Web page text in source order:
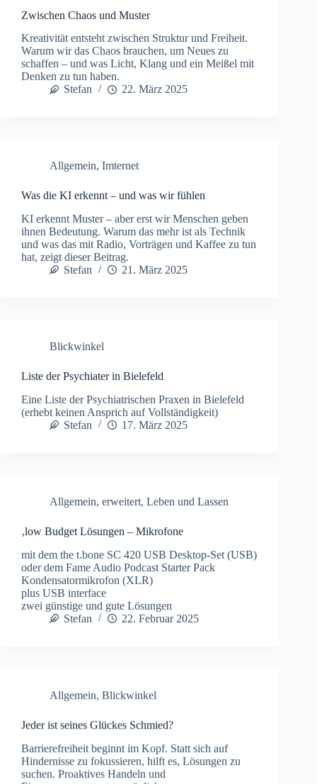
Zwischen Chaos und Muster
Kreativität entsteht zwischen Struktur und Freiheit.
Warum wir das Chaos brauchen, um Neues zu
schaffen – und was Licht, Klang und ein Meißel mit
Denken zu tun haben.
Stefan
22. März 2025
Allgemein, Imternet
Was die KI erkennt – und was wir fühlen
KI erkennt Muster – aber erst wir Menschen geben
ihnen Bedeutung. Warum das mehr ist als Technik
und was das mit Radio, Vorträgen und Kaffee zu tun
hat, zeigt dieser Beitrag.
Stefan
21. März 2025
Blickwinkel
Liste der Psychiater in Bielefeld
Eine Liste der Psychiatrischen Praxen in Bielefeld
(erhebt keinen Ansprich auf Vollständigkeit)
Stefan
17. März 2025
Allgemein, erweitert, Leben und Lassen
‚low Budget Lösungen – Mikrofone
mit dem the t.bone SC 420 USB Desktop-Set (USB)
oder dem Fame Audio Podcast Starter Pack
Kondensatormikrofon (XLR)
plus USB interface
zwei günstige und gute Lösungen
Stefan
22. Februar 2025
Allgemein, Blickwinkel
Jeder ist seines Glückes Schmied?
Barrierefreiheit beginnt im Kopf. Statt sich auf
Hindernisse zu fokussieren, hilft es, Lösungen zu
suchen. Proaktives Handeln und